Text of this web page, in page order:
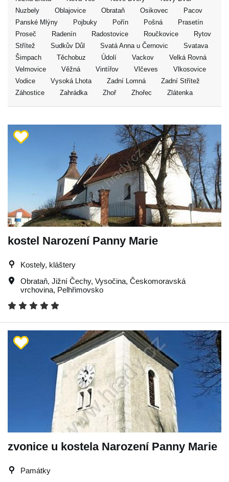
Nuzbely
Oblajovice Obrataň Osikovec
Pacov
Panské Mlýny
Pojbuky Pořín Pošná
Prasetín
Proseč
Radenín Radostovice Roučkovice
Rytov
Střítež
Sudkův Důl Svatá Anna u Černovic
Svatava
Šimpach
Těchobuz Údolí Vackov
Velká Rovná
Velmovice
Věžná Vintířov Vlčeves
Vlkosovice
Vodice
Vysoká Lhota Zadní Lomná
Zadní Střítež
Záhostice
Zahrádka Zhoř Zhořec Zlátenka
kostel Narození Panny Marie
Kostely, kláštery
Obrataň, Jižní Čechy, Vysočina, Českomoravská
vrchovina, Pelhřimovsko
zvonice u kostela Narození Panny Marie
Památky